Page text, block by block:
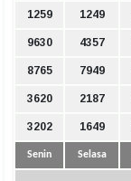
1259 1249
9630 4357
8765 7949
3620 2187
3202 1649
Senin Selasa